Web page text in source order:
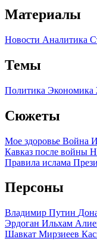
Материалы
Новости Аналитика
Темы
Политика Экономика
Сюжеты
Мое здоровье Война
Кавказ после войны
Правила ислама
Персоны
Владимир Путин
Эрдоган Ильхам
Шавкат Мирзиеев